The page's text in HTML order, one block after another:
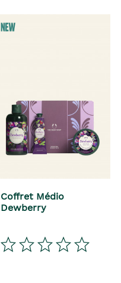
Coffret Médio
Dewberry